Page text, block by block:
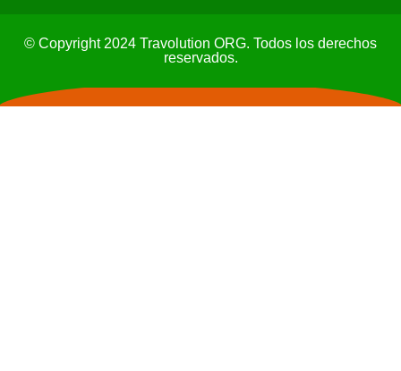
© Copyright 2024 Travolution ORG. Todos los derechos
reservados.